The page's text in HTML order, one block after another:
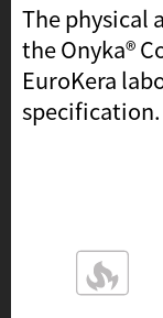
The physical
the Onyka®
EuroKera
specification.